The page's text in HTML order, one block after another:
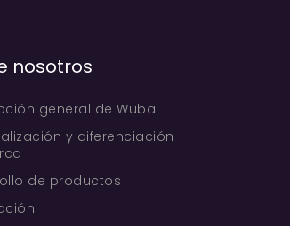
nosotros
general de Wuba
y diferenciación
de productos